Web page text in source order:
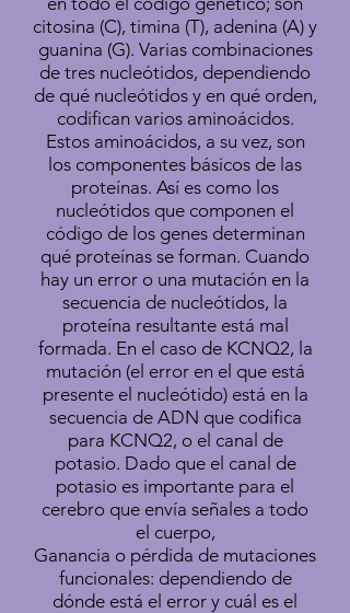
citosina (C), timina (T), adenina (A) y
guanina (G). Varias combinaciones
de tres nucleótidos, dependiendo
de qué nucleótidos y en qué orden,
codifican varios aminoácidos.
Estos aminoácidos, a su vez, son
los componentes básicos de las
proteínas. Así es como los
nucleótidos que componen el
código de los genes determinan
qué proteínas se forman. Cuando
hay un error o una mutación en la
secuencia de nucleótidos, la
proteína resultante está mal
formada. En el caso de KCNQ2, la
mutación (el error en el que está
presente el nucleótido) está en la
secuencia de ADN que codifica
para KCNQ2, o el canal de
potasio. Dado que el canal de
potasio es importante para el
cerebro que envía señales a todo
el cuerpo,
Ganancia o pérdida de mutaciones
funcionales: dependiendo de
dónde está el error y cuál es el